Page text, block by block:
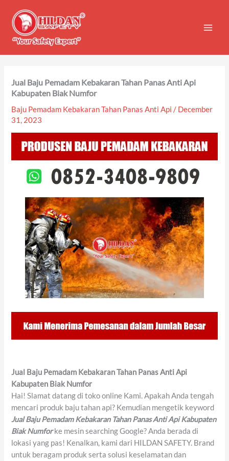
content
Jual Baju Pemadam Kebakaran Tahan Panas Anti Api
Kabupaten Biak Numfor
Baju Pemadam Kebakaran Tahan Panas Anti Api / December
31, 2023
Jual Baju Pemadam Kebakaran Tahan Panas Anti Api
Kabupaten Biak Numfor
Hai! Slamat datang di toko online Kami. Apakah Anda tengah
mencari produk baju tahan api? Kemudian mengetik keyword
Jual Baju Pemadam Kebakaran Tahan Panas Anti Api Kabupaten
Biak Numfor ke mesin searching Google? Anda berada di
lokasi yang pas! Kenalkan, kami dari HILDAN SAFETY. Brand
untuk beragam produk serta solusi keselamatan dan